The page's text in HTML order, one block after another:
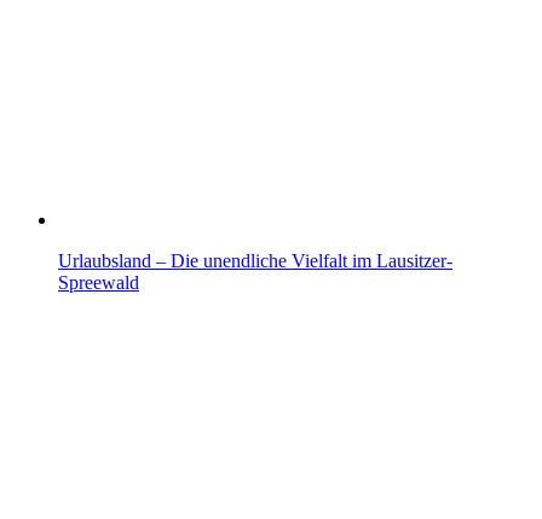
Urlaubsland – Die unendliche Vielfalt im Lausitzer-
Spreewald